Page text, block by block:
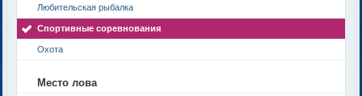
Любительская рыбалка
Спортивные соревнования
Охота
Место лова